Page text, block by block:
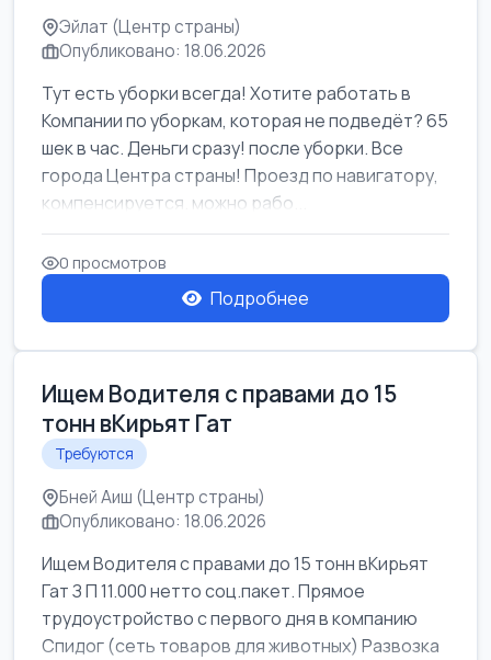
Эйлат (Центр страны)
Опубликовано: 18.06.2026
Тут есть уборки всегда! Хотите работать в
Компании по уборкам, которая не подведёт? 65
шек в час. Деньги сразу! после уборки. Все
города Центра страны! Проезд по навигатору,
компенсируется. можно рабо...
0 просмотров
Подробнее
Ищем Водителя с правами до 15
тонн вКирьят Гат
Требуются
Бней Аиш (Центр страны)
Опубликовано: 18.06.2026
Ищем Водителя с правами до 15 тонн вКирьят
Гат З П 11.000 нетто соц.пакет. Прямое
трудоустройство с первого дня в компанию
Спидог (сеть товаров для животных) Развозка